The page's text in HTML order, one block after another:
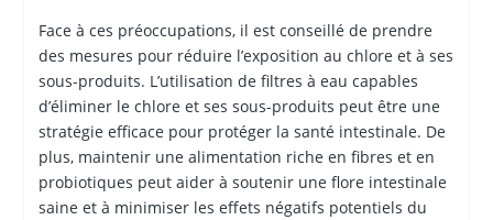
Face à ces préoccupations, il est conseillé de prendre
des mesures pour réduire l’exposition au chlore et à ses
sous-produits. L’utilisation de filtres à eau capables
d’éliminer le chlore et ses sous-produits peut être une
stratégie efficace pour protéger la santé intestinale. De
plus, maintenir une alimentation riche en fibres et en
probiotiques peut aider à soutenir une flore intestinale
saine et à minimiser les effets négatifs potentiels du